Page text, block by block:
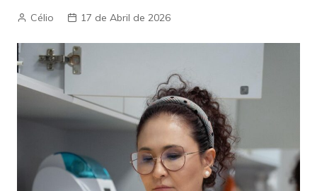
Célio 17 de Abril de 2026